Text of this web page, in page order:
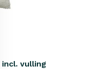
incl. vulling